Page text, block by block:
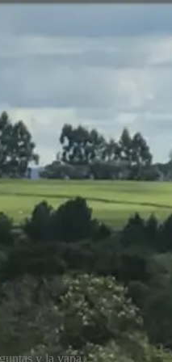
y la yapa